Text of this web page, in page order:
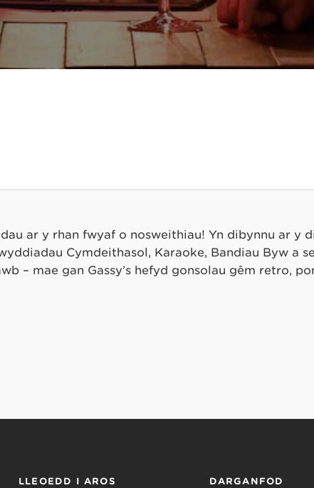
ar y rhan fwyaf o nosweithiau! Yn dibynnu ar y
Cymdeithasol, Karaoke, Bandiau Byw a
– mae gan Gassy’s hefyd gonsolau gêm retro,
LLEOEDD I AROS DARGANFOD